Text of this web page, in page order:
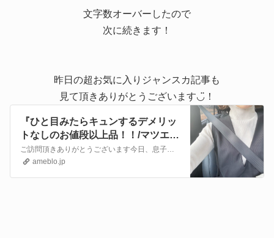
造 柄マスク リンクコ
ーデ 【 マスコード / M
ASCODE 】1袋7枚入
文字数オーバーしたので
次に続きます！
昨日の超お気に入りジャンスカ記事も
見て頂きありがとうございます◡̈︎！
『ひと目みたらキュンするデメリッ
トなしのお値段以上品！！/マツエ
ク』
ご訪問頂きありがとうございます今日、息子のクラスのダンスフェスティバルの配信がありました🕺去年中止になった運動会の代わりにクラスみんなで取り組んできたダンス…
ameblo.jp